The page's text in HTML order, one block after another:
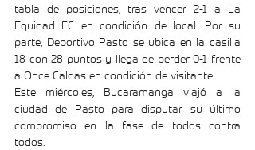
tabla de posiciones, tras vencer 2-1 a La
Equidad FC en condición de local. Por su
parte, Deportivo Pasto se ubica en la casilla
18 con 28 puntos y llega de perder 0-1 frente
a Once Caldas en condición de visitante.
Este miércoles, Bucaramanga viajó a la
ciudad de Pasto para disputar su último
compromiso en la fase de todos contra
todos.